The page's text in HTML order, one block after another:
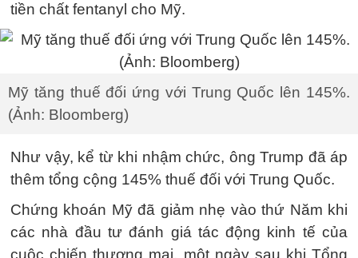
tiền chất fentanyl cho Mỹ.
Mỹ tăng thuế đối ứng với Trung Quốc lên 145%.
(Ảnh: Bloomberg)
Như vậy, kể từ khi nhậm chức, ông Trump đã áp
thêm tổng cộng 145% thuế đối với Trung Quốc.
Chứng khoán Mỹ đã giảm nhẹ vào thứ Năm khi
các nhà đầu tư đánh giá tác động kinh tế của
cuộc chiến thương mại, một ngày sau khi Tổng